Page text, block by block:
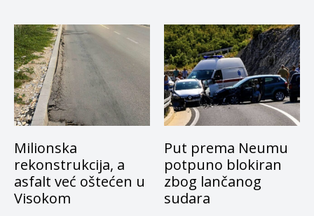
Milionska
rekonstrukcija, a
asfalt već oštećen u
Visokom
Put prema Neumu
potpuno blokiran
zbog lančanog
sudara